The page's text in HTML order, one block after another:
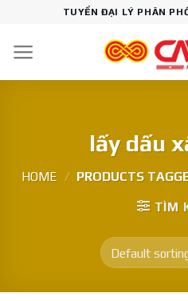
content
TUYỂN ĐẠI LÝ PHÂN
lấy dấu
HOME / PRODUCTS
TÌM